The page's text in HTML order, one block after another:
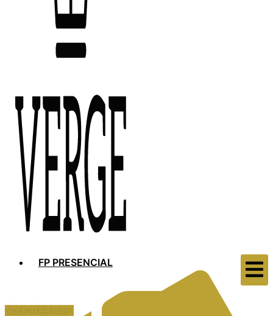
FP PRESENCIAL